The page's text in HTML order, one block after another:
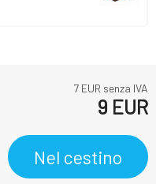
7 EUR senza IVA
9 EUR
Nel cestino